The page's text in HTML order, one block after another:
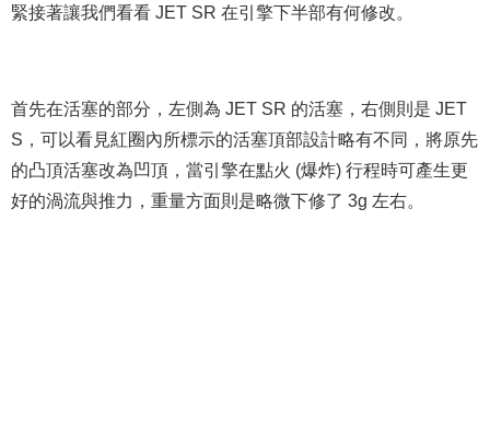
緊接著讓我們看看 JET SR 在引擎下半部有何修改。
首先在活塞的部分，左側為 JET SR 的活塞，右側則是 JET
S，可以看見紅圈內所標示的活塞頂部設計略有不同，將原先
的凸頂活塞改為凹頂，當引擎在點火 (爆炸) 行程時可產生更
好的渦流與推力，重量方面則是略微下修了 3g 左右。